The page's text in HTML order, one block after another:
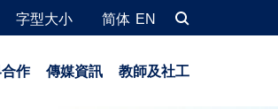
字型大小 简体 EN
作 傳媒資訊 教師及社工